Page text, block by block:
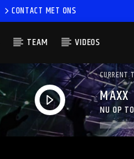
CONTACT MET ONS
TEAM VIDEOS
CURRENT
MAXX
NU OP